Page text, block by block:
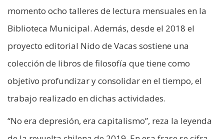
momento ocho talleres de lectura mensuales en la
Biblioteca Municipal. Además, desde el 2018 el
proyecto editorial Nido de Vacas sostiene una
colección de libros de filosofía que tiene como
objetivo profundizar y consolidar en el tiempo, el
trabajo realizado en dichas actividades.
“No era depresión, era capitalismo”, reza la leyenda